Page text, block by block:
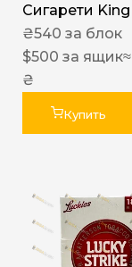
Сигарети King
₴540 за блок
$500 за ящик
₴
Купить